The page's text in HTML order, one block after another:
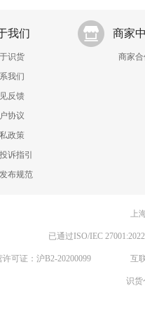
我们
识货
我们
反馈
协议
政策
诉指引
布规范
商家
商家合
上
已通过ISO/IEC
可证：沪B2-20200099 互
识货